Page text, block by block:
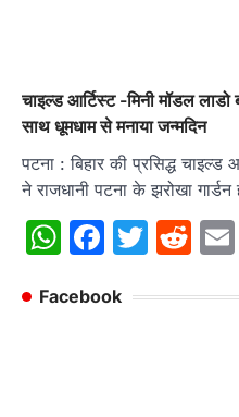
चाइल्ड आर्टिस्ट -मिनी मॉडल
साथ धूमधाम से मनाया जन्मदिन
पटना : बिहार की प्रसिद्ध चाइल्ड
ने राजधानी पटना के झरोखा
WhatsApp
Facebook